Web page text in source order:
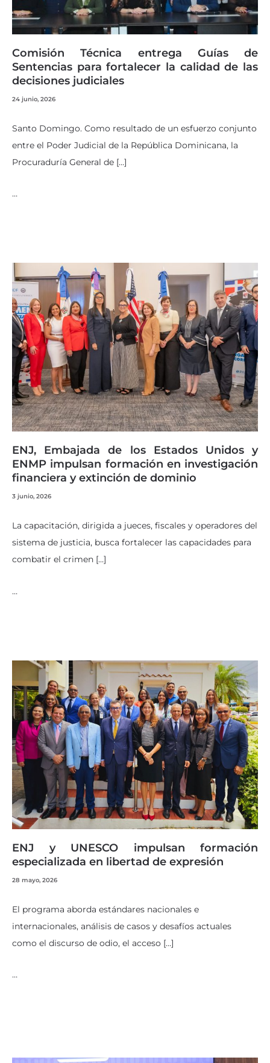
Comisión Técnica entrega Guías de
Sentencias para fortalecer la calidad de las
decisiones judiciales
24 junio, 2026
Santo Domingo. Como resultado de un esfuerzo conjunto
entre el Poder Judicial de la República Dominicana, la
Procuraduría General de […]
…
ENJ, Embajada de los Estados Unidos y
ENMP impulsan formación en investigación
financiera y extinción de dominio
3 junio, 2026
La capacitación, dirigida a jueces, fiscales y operadores del
sistema de justicia, busca fortalecer las capacidades para
combatir el crimen […]
…
ENJ y UNESCO impulsan formación
especializada en libertad de expresión
28 mayo, 2026
El programa aborda estándares nacionales e
internacionales, análisis de casos y desafíos actuales
como el discurso de odio, el acceso […]
…